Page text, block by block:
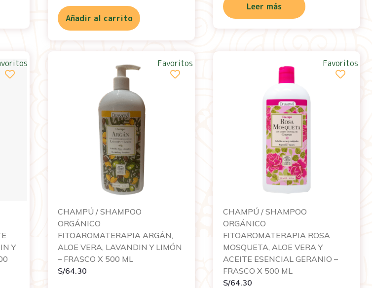
Añadir al carrito
Leer más
Y
CHAMPÚ / SHAMPOO
ORGÁNICO
FITOAROMATERAPIA ARGÁN,
ALOE VERA, LAVANDIN Y LIMÓN
– FRASCO X 500 ML
S/64.30
Favoritos
CHAMPÚ / SHAMPOO
ORGÁNICO
FITOAROMATERAPIA ROSA
MOSQUETA, ALOE VERA Y
ACEITE ESENCIAL GERANIO –
FRASCO X 500 ML
S/64.30
Favoritos